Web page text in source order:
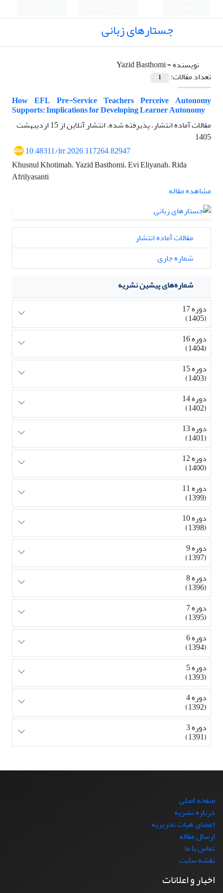
جستارهای زبانی
نویسنده =Yazid Basthomi
تعداد مقالات:
1
How EFL Pre-Service Teachers Perceive Autonomy
Supports: Implications for Developing Learner Autonomy
مقالات آماده انتشار، پذیرفته شده، انتشار آنلاین از
15 اردیبهشت
1405
10.48311/lrr.2026.117264.82947
Khusnul Khotimah، Yazid Basthomi، Evi Eliyanah، Rida
Afrilyasanti
مشاهده مقاله
مقالات آماده انتشار
شماره جاری
شماره‌های پیشین نشریه
دوره 17
(1405)
دوره 16
(1404)
دوره 15
(1403)
دوره 14
(1402)
دوره 13
(1401)
دوره 12
(1400)
دوره 11
(1399)
دوره 10
(1398)
دوره 9
(1397)
دوره 8
(1396)
دوره 7
(1395)
دوره 6
(1394)
دوره 5
(1393)
دوره 4
(1392)
دوره 3
(1391)
صفحه اصلی
درباره نشریه
اعضای هیات تحریریه
ارسال مقاله
تماس با ما
نقشه سایت
اخبار و اعلانات